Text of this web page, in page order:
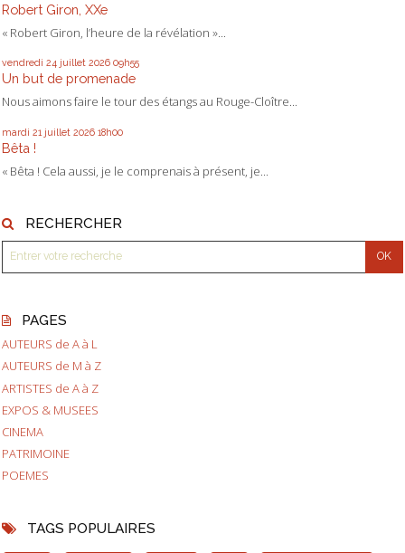
Robert Giron, XXe
« Robert Giron, l’heure de la révélation »...
vendredi 24 juillet 2026 09h55
Un but de promenade
Nous aimons faire le tour des étangs au Rouge-Cloître...
mardi 21 juillet 2026 18h00
Bêta !
« Bêta ! Cela aussi, je le comprenais à présent, je...
RECHERCHER
PAGES
AUTEURS de A à L
AUTEURS de M à Z
ARTISTES de A à Z
EXPOS & MUSEES
CINEMA
PATRIMOINE
POEMES
TAGS POPULAIRES